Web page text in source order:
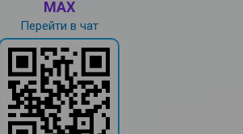
MAX
Перейти в чат